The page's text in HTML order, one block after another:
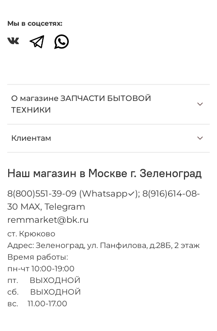
О магазине ЗАПЧАСТИ БЫТОВОЙ
ТЕХНИКИ
Клиентам
Мы в соцсетях:
Наш магазин в Москве г. Зеленоград
8(800)551-39-09 (Whatsapp✓); 8(916)614-08-
30 MAX, Telegram
remmarket@bk.ru
ст. Крюково
Адрес: Зеленоград, ул. Панфилова, д.28Б, 2 этаж
Время работы:
пн-чт 10:00-19:00
пт. ВЫХОДНОЙ
сб. ВЫХОДНОЙ
вс. 11.00-17.00